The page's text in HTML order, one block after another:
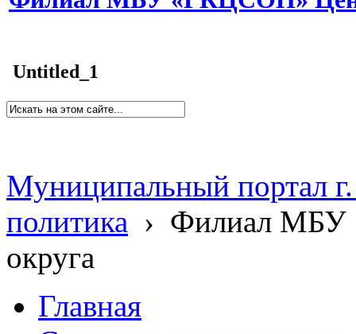
Untitled_1
Муниципальный портал
политика › Филиал МБУ
округа
Главная